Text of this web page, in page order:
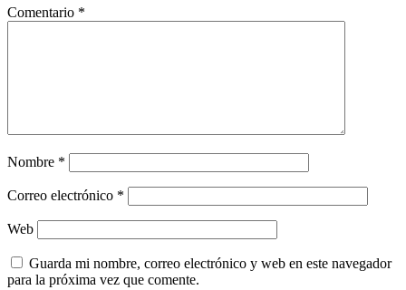
Comentario *
Nombre *
Correo electrónico *
Web
Guarda mi nombre, correo electrónico y web en este navegador
para la próxima vez que comente.